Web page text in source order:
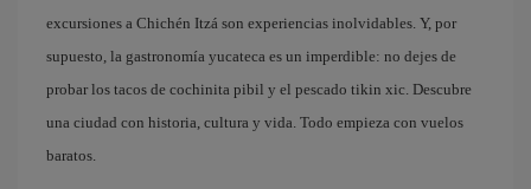
excursiones a Chichén Itzá son experiencias inolvidables. Y, por
supuesto, la gastronomía yucateca es un imperdible: no dejes de
probar los tacos de cochinita pibil y el pescado tikin xic. Descubre
una ciudad con historia, cultura y vida. Todo empieza con vuelos
baratos.